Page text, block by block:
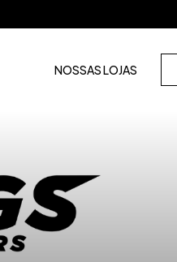
NOSSAS LOJAS